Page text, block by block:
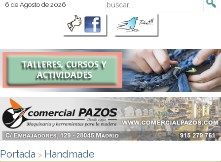
6 de Agosto de 2026
Portada > Handmade